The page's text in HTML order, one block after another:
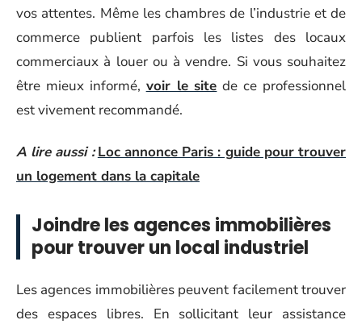
vos attentes. Même les chambres de l’industrie et de
commerce publient parfois les listes des locaux
commerciaux à louer ou à vendre. Si vous souhaitez
être mieux informé, voir le site de ce professionnel
est vivement recommandé.
A lire aussi : Loc annonce Paris : guide pour trouver
un logement dans la capitale
Joindre les agences immobilières
pour trouver un local industriel
Les agences immobilières peuvent facilement trouver
des espaces libres. En sollicitant leur assistance